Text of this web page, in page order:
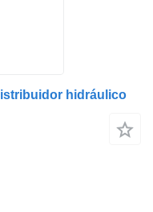
hidráulico